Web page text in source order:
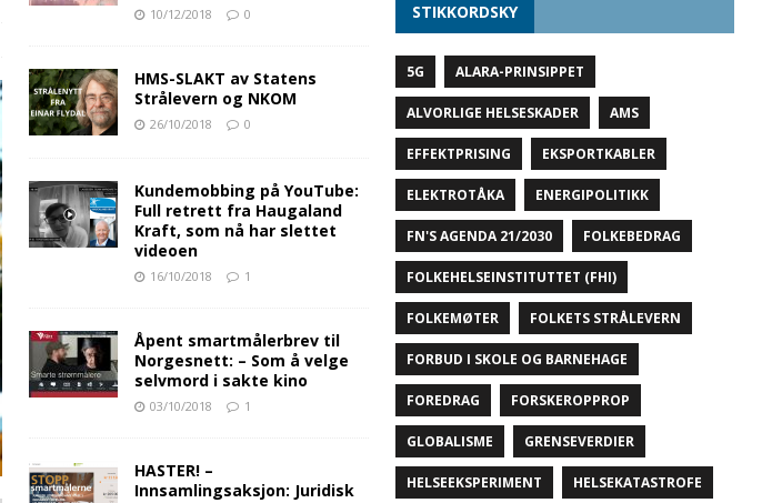
10/12/2018 0
HMS-SLAKT av Statens
Strålevern og NKOM
26/10/2018 0
Kundemobbing på YouTube:
Full retrett fra Haugaland
Kraft, som nå har slettet
videoen
16/10/2018 1
Åpent smartmålerbrev til
Norgesnett: – Som å velge
selvmord i sakte kino
03/10/2018 1
HASTER! –
Innsamlingsaksjon: Juridisk
STIKKORDSKY
5G ALARA-PRINSIPPET
ALVORLIGE HELSESKADER AMS
EFFEKTPRISING EKSPORTKABLER
ELEKTROTÅKA ENERGIPOLITIKK
FN'S AGENDA 21/2030 FOLKEBEDRAG
FOLKEHELSEINSTITUTTET (FHI)
FOLKEMØTER FOLKETS STRÅLEVERN
FORBUD I SKOLE OG BARNEHAGE
FOREDRAG FORSKEROPPROP
GLOBALISME GRENSEVERDIER
HELSEEKSPERIMENT HELSEKATASTROFE